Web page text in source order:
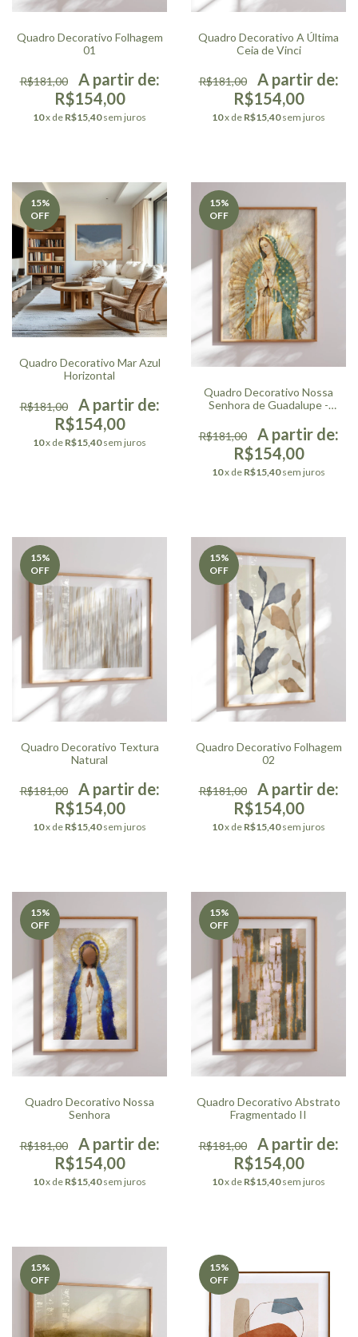
Quadro Decorativo Folhagem
01
R$181,00
R$154,00
10x de R$15,40 sem juros
Quadro Decorativo A Última
Ceia de Vinci
R$181,00
R$154,00
10x de R$15,40 sem juros
15%
OFF
Quadro Decorativo Mar Azul
Horizontal
R$181,00
R$154,00
10x de R$15,40 sem juros
15%
OFF
Quadro Decorativo Nossa
Senhora de Guadalupe -
R$181,00
R$154,00
10x de R$15,40 sem juros
15%
OFF
Quadro Decorativo Textura
Natural
R$181,00
R$154,00
10x de R$15,40 sem juros
15%
OFF
Quadro Decorativo Folhagem
02
R$181,00
R$154,00
10x de R$15,40 sem juros
15%
OFF
Quadro Decorativo Nossa
Senhora
R$181,00
R$154,00
10x de R$15,40 sem juros
15%
OFF
Quadro Decorativo Abstrato
Fragmentado II
R$181,00
R$154,00
10x de R$15,40 sem juros
15%
OFF
15%
OFF